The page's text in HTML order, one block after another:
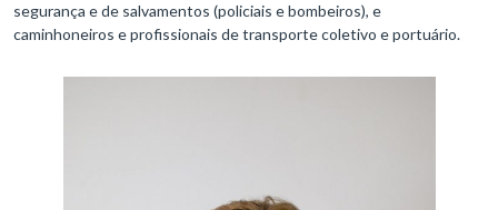
segurança e de salvamentos (policiais e bombeiros), e
caminhoneiros e profissionais de transporte coletivo e portuário.